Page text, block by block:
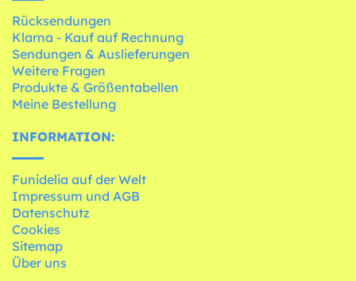
Rücksendungen
Klarna - Kauf auf Rechnung
Sendungen & Auslieferungen
Weitere Fragen
Produkte & Größentabellen
Meine Bestellung
INFORMATION:
Funidelia auf der Welt
Impressum und AGB
Datenschutz
Cookies
Sitemap
Über uns